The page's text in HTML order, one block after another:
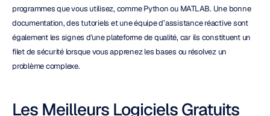
programmes que vous utilisez, comme Python ou MATLAB. Une bonne
documentation, des tutoriels et une équipe d’assistance réactive sont
également les signes d'une plateforme de qualité, car ils constituent un
filet de sécurité lorsque vous apprenez les bases ou résolvez un
problème complexe.
Les Meilleurs Logiciels Gratuits